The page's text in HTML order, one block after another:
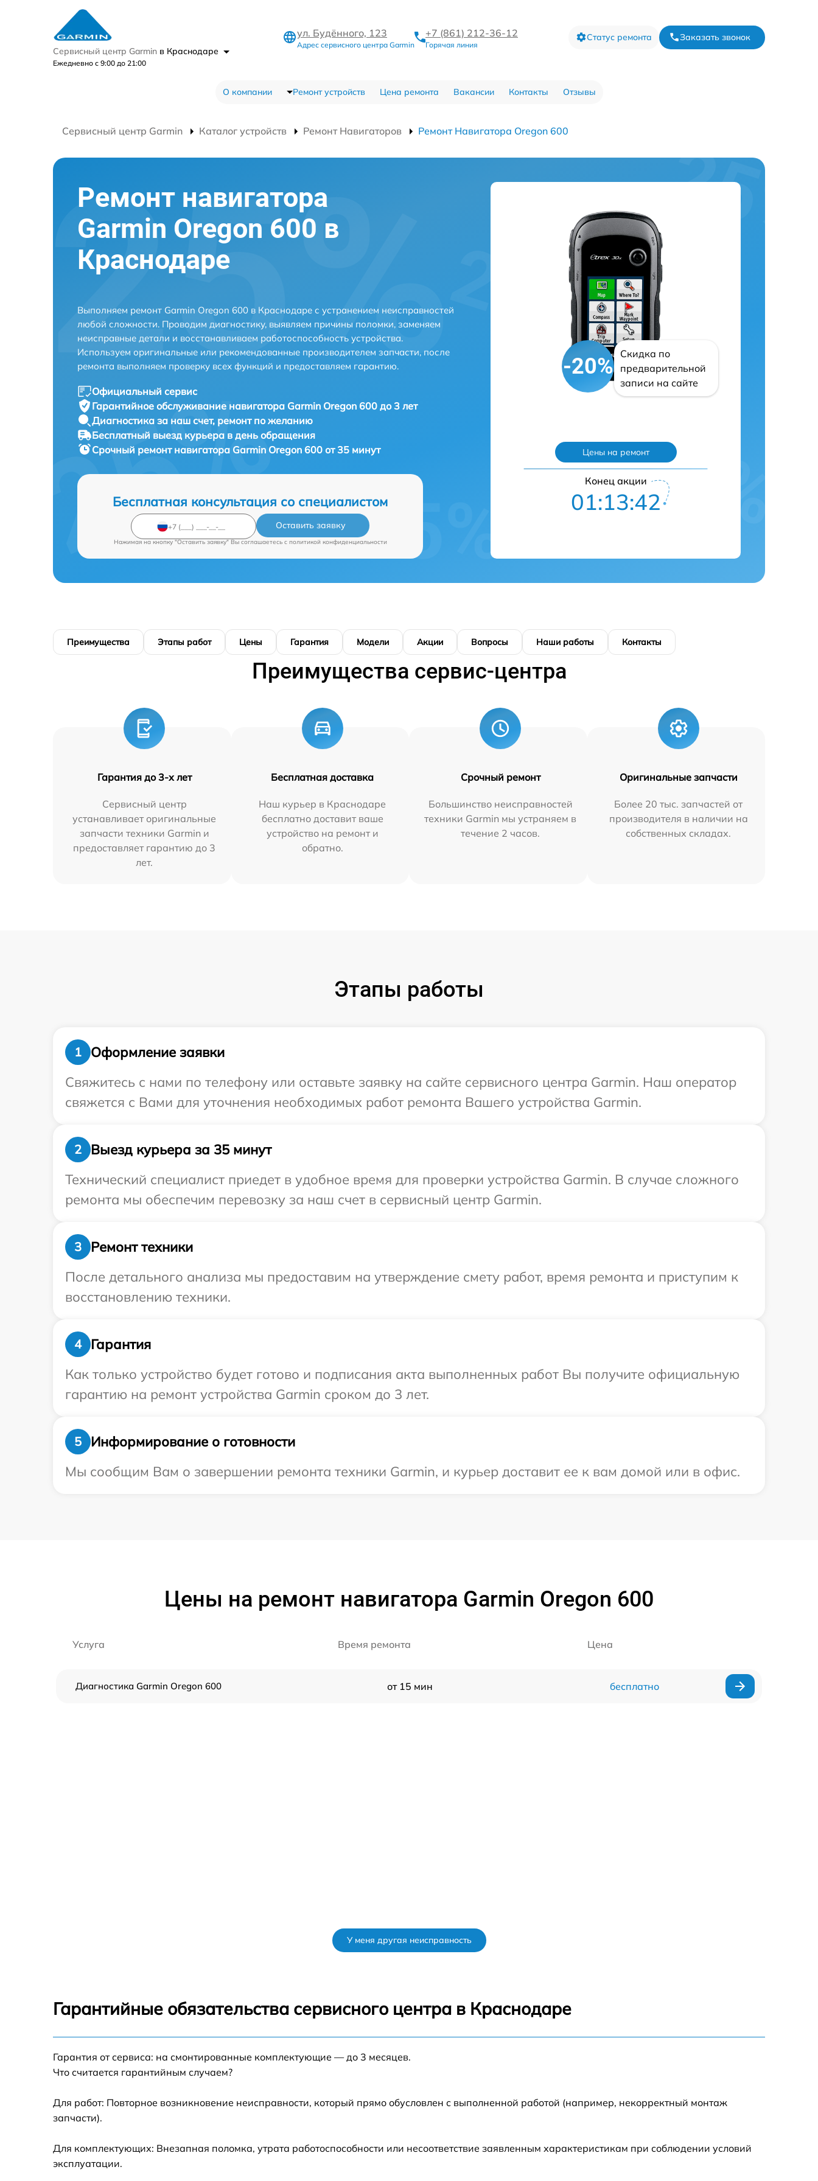
Сервисный центр Garmin в Краснодаре
Ежедневно с 9:00 до 21:00
ул. Будённого, 123
Адрес сервисного центра Garmin
+7 (861) 212-36-12
Горячая линия
Статус ремонта Заказать звонок
О компании Ремонт устройств Цена ремонта Вакансии Контакты Отзывы
Сервисный центр Garmin Каталог устройств Ремонт Навигаторов Ремонт Навигатора Oregon 600
Ремонт навигатора
Garmin Oregon 600 в
Краснодаре
Выполняем ремонт Garmin Oregon 600 в Краснодаре с устранением неисправностей
любой сложности. Проводим диагностику, выявляем причины поломки, заменяем
неисправные детали и восстанавливаем работоспособность устройства.
Используем оригинальные или рекомендованные производителем запчасти, после
ремонта выполняем проверку всех функций и предоставляем гарантию.
Официальный сервис
Гарантийное обслуживание навигатора Garmin Oregon 600 до 3 лет
Диагностика за наш счет, ремонт по желанию
Бесплатный выезд курьера в день обращения
Срочный ремонт навигатора Garmin Oregon 600 от 35 минут
Бесплатная консультация со специалистом
Оставить заявку
Нажимая на кнопку "Оставить заявку" Вы соглашаетесь c политикой конфиденциальности
-20%
Скидка по
предварительной
записи на сайте
Цены на ремонт
Конец акции
01:13:41
Преимущества Этапы работ Цены Гарантия Модели Акции Вопросы Наши работы Контакты
Преимущества сервис-центра
Гарантия до 3-х лет
Сервисный центр
устанавливает оригинальные
запчасти техники Garmin и
предоставляет гарантию до 3
лет.
Бесплатная доставка
Наш курьер в Краснодаре
бесплатно доставит ваше
устройство на ремонт и
обратно.
Срочный ремонт
Большинство неисправностей
техники Garmin мы устраняем в
течение 2 часов.
Оригинальные запчасти
Более 20 тыс. запчастей от
производителя в наличии на
собственных складах.
Этапы работы
1
Оформление заявки
Свяжитесь с нами по телефону или оставьте заявку на сайте сервисного центра Garmin. Наш оператор
свяжется с Вами для уточнения необходимых работ ремонта Вашего устройства Garmin.
2
Выезд курьера за 35 минут
Технический специалист приедет в удобное время для проверки устройства Garmin. В случае сложного
ремонта мы обеспечим перевозку за наш счет в сервисный центр Garmin.
3
Ремонт техники
После детального анализа мы предоставим на утверждение смету работ, время ремонта и приступим к
восстановлению техники.
4
Гарантия
Как только устройство будет готово и подписания акта выполненных работ Вы получите официальную
гарантию на ремонт устройства Garmin сроком до 3 лет.
5
Информирование о готовности
Мы сообщим Вам о завершении ремонта техники Garmin, и курьер доставит ее к вам домой или в офис.
Цены на ремонт навигатора Garmin Oregon 600
Услуга Время ремонта Цена
Диагностика Garmin Oregon 600 от 15 мин бесплатно
У меня другая неисправность
Гарантийные обязательства сервисного центра в Краснодаре
Гарантия от сервиса: на смонтированные комплектующие — до 3 месяцев.
Что считается гарантийным случаем?
Для работ: Повторное возникновение неисправности, который прямо обусловлен с выполненной работой (например, некорректный монтаж
запчасти).
Для комплектующих: Внезапная поломка, утрата работоспособности или несоответствие заявленным характеристикам при соблюдении условий
эксплуатации.